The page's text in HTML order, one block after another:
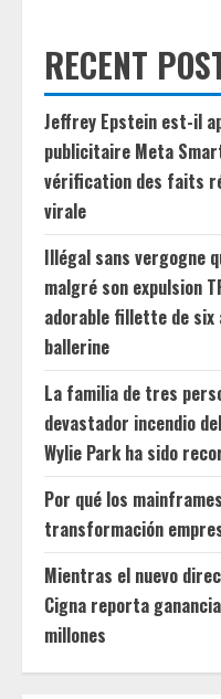
RECENT
Jeffrey Epstein est-il
publicitaire Meta
vérification des faits
virale
Illégal sans vergogne
malgré son expulsion
adorable fillette de six
ballerine
La familia de tres
devastador incendio
Wylie Park ha sido
Por qué los
transformación
Mientras el nuevo
Cigna reporta
millones